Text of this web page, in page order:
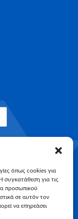
όπως cookies για
για τις
προσωπικού
σε αυτόν τον
να επηρεάσει